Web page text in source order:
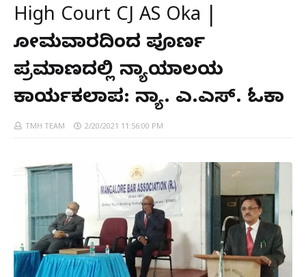
High Court CJ AS Oka |
ಸೋಮವಾರದಿಂದ ಪೂರ್ಣ
ಪ್ರಮಾಣದಲ್ಲಿ ನ್ಯಾಯಾಲಯ
ಕಾರ್ಯಕಲಾಪ: ನ್ಯಾ. ಎ.ಎಸ್. ಓಕಾ
TMH TEAM 2/20/2021 11:56:00 PM